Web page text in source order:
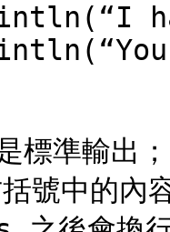
標準輸
號中的內